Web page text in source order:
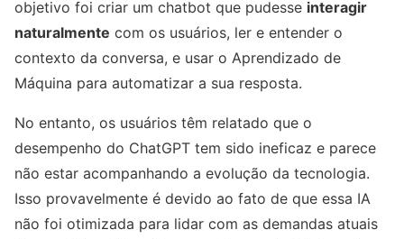
objetivo foi criar um chatbot que pudesse interagir
naturalmente com os usuários, ler e entender o
contexto da conversa, e usar o Aprendizado de
Máquina para automatizar a sua resposta.
No entanto, os usuários têm relatado que o
desempenho do ChatGPT tem sido ineficaz e parece
não estar acompanhando a evolução da tecnologia.
Isso provavelmente é devido ao fato de que essa IA
não foi otimizada para lidar com as demandas atuais